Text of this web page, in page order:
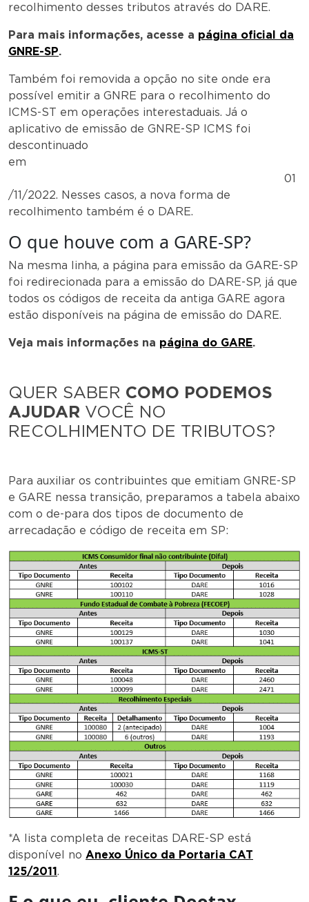
recolhimento desses tributos através do DARE.
Para mais informações, acesse a página oficial da
GNRE-SP.
Também foi removida a opção no site onde era
possível emitir a GNRE para o recolhimento do
ICMS-ST em operações interestaduais. Já o
aplicativo de emissão de GNRE-SP ICMS foi
descontinuado
em
01
/11/2022. Nesses casos, a nova forma de
recolhimento também é o DARE.
O que houve com a GARE-SP?
Na mesma linha, a página para emissão da GARE-SP
foi redirecionada para a emissão do DARE-SP, já que
todos os códigos de receita da antiga GARE agora
estão disponíveis na página de emissão do DARE.
Veja mais informações na página do GARE.
QUER SABER COMO PODEMOS
AJUDAR VOCÊ NO
RECOLHIMENTO DE TRIBUTOS?
Para auxiliar os contribuintes que emitiam GNRE-SP
e GARE nessa transição, preparamos a tabela abaixo
com o de-para dos tipos de documento de
arrecadação e código de receita em SP:
*A lista completa de receitas DARE-SP está
disponível no Anexo Único da Portaria CAT
125/2011.